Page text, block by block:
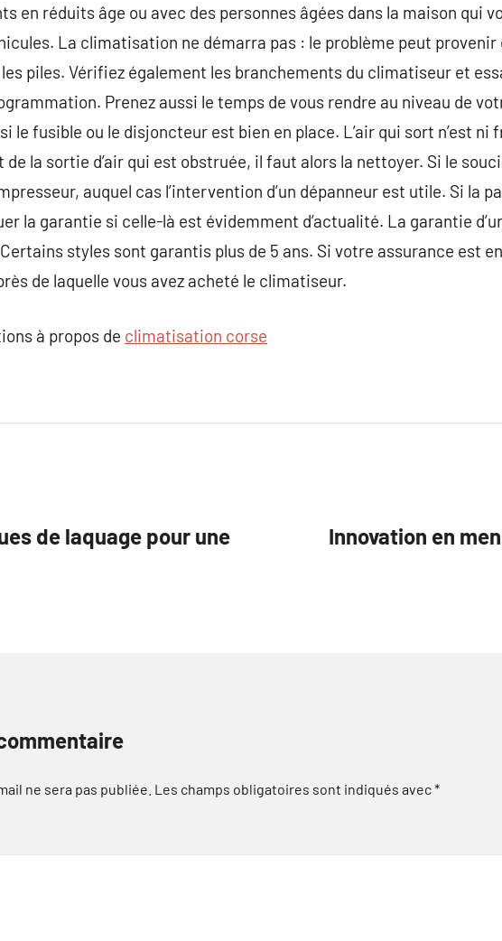
en réduits âge ou avec des personnes âgées dans la maison qui
La climatisation ne démarra pas : le problème peut
piles. Vérifiez également les branchements du climatiseur et
Prenez aussi le temps de vous rendre au niveau de
le fusible ou le disjoncteur est bien en place. L’air qui sort n’est ni
de la sortie d’air qui est obstruée, il faut alors la nettoyer. Si le
auquel cas l’intervention d’un dépanneur est utile. Si la
la garantie si celle-là est évidemment d’actualité. La garantie
styles sont garantis plus de 5 ans. Si votre assurance est
de laquelle vous avez acheté le climatiseur.
à propos de climatisation corse
de laquage pour une
Innovation en
ne sera pas publiée. Les champs obligatoires sont indiqués avec*